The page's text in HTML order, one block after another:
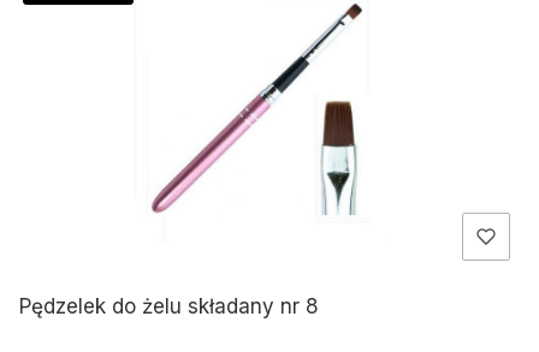
Pędzelek do żelu składany nr 8